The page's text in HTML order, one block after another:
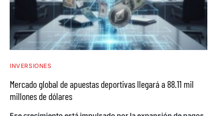
INVERSIONES
Mercado global de apuestas deportivas llegará a 88.11 mil
millones de dólares